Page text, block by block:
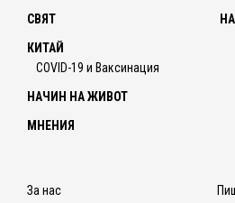
СВЯТ
КИТАЙ
COVID-19 и Ваксинация
НАЧИН НА ЖИВОТ
МНЕНИЯ
За нас